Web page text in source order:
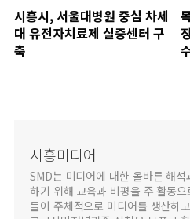
시흥시, 서울대병원 중심 차세
대 유전자치료제 실증센터 구
축
시흥미디어
SMD는 미디어에 대한 올바른 해석
하기 위해 교육과 비평을 주 활동
들이 주체적으로 미디어를 생산하